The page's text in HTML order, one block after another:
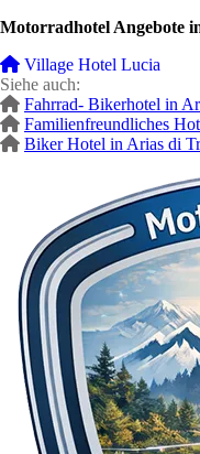
Motorradhotel Angebote
Village Hotel Lucia
Siehe auch:
Fahrrad- Bikerhotel in
Familienfreundliches
Biker Hotel in Arias di